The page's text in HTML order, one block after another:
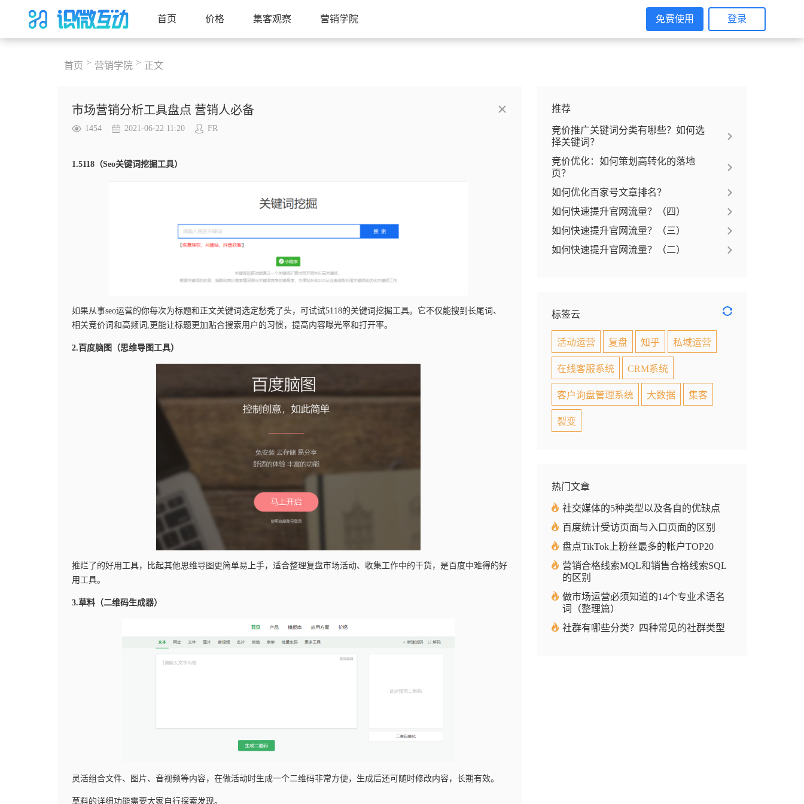
首页 价格 集客观察 营销学院 登录
免费使用
首页 > 营销学院 > 正文
市场营销分析工具盘点 营销人必备
1454 2021-06-22 11:20 FR
1.5118（Seo关键词挖掘工具）
如果从事seo运营的你每次为标题和正文关键词选定愁秃了头，可试试5118的关键词挖掘工具。它不仅能搜到长尾词、
相关竞价词和高频词,更能让标题更加贴合搜索用户的习惯，提高内容曝光率和打开率。
2.百度脑图（思维导图工具）
推烂了的好用工具，比起其他思维导图更简单易上手，适合整理复盘市场活动、收集工作中的干货，是百度中难得的好
用工具。
3.草料（二维码生成器）
灵活组合文件、图片、音视频等内容，在做活动时生成一个二维码非常方便，生成后还可随时修改内容，长期有效。
草料的详细功能需要大家自行探索发现。
推荐
竞价推广关键词分类有哪些？如何选
择关键词？
竞价优化：如何策划高转化的落地
页？
如何优化百家号文章排名？
如何快速提升官网流量？（四）
如何快速提升官网流量？（三）
如何快速提升官网流量？（二）
标签云
活动运营 复盘 知乎 私域运营
在线客服系统 CRM系统
客户询盘管理系统 大数据 集客
裂变
热门文章
社交媒体的5种类型以及各自的优缺点
百度统计受访页面与入口页面的区别
盘点TikTok上粉丝最多的帐户TOP20
营销合格线索MQL和销售合格线索SQL
的区别
做市场运营必须知道的14个专业术语名
词（整理篇）
社群有哪些分类？四种常见的社群类型